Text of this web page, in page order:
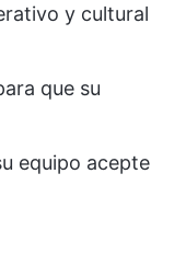
y cultural
que su
equipo acepte